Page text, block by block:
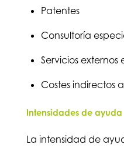
Patentes
Consultoría
Servicios externos
Costes indirectos
Intensidades de ayuda
La intensidad de